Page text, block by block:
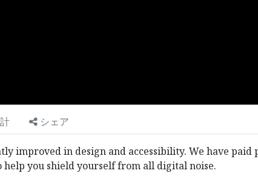
シェア
improved in design and accessibility. We have
you shield yourself from all digital noise.
ち
な